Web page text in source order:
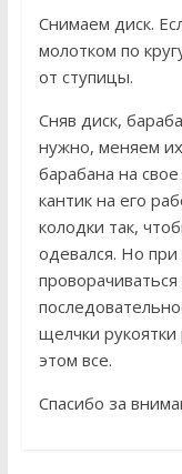
Снимаем диск.
молотком по
от ступицы.
Сняв диск,
нужно, меняем
барабана на
кантик на его
колодки так,
одевался. Но
щелчки рукоятки
этом все.
Спасибо за